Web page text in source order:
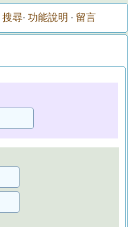
搜尋· 功能說明 · 留言